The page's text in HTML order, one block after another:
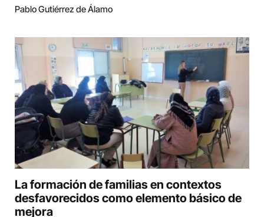
Pablo Gutiérrez de Álamo
La formación de familias en contextos
desfavorecidos como elemento básico de
mejora